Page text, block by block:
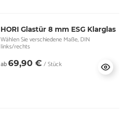
HORI Glastür 8 mm ESG Klarglas
Wählen Sie verschiedene Maße, DIN
links/rechts
ab69,90 € / Stück